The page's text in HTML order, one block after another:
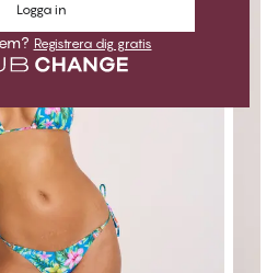
Logga in
Registrera dig gratis